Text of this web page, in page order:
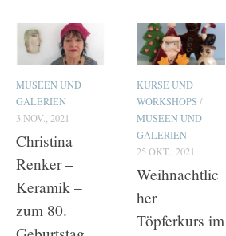
MUSEEN UND
GALERIEN
3 NOV., 2021
Christina
Renker –
Keramik –
zum 80.
KURSE UND
WORKSHOPS /
MUSEEN UND
GALERIEN
25 OKT., 2021
Weihnachtlic
her
Töpferkurs im